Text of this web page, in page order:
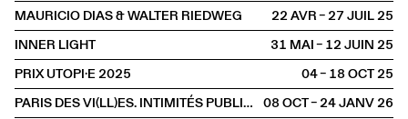
MAURICIO DIAS & WALTER RIEDWEG
22 AVR – 27 JUIL2025
INNER LIGHT
31 MAI – 12 JUIN2025
PRIX UTOPI·E 2025
04 – 18 OCT2025
PARIS DES VI(LL)ES. INTIMITÉS PUBLIQUES
08 OCT – 24 JANV2026